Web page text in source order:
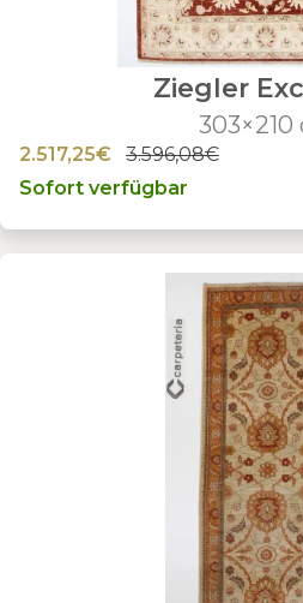
Ziegler
303×210
2.517,25€
3.596,08€
Sofort verfügbar